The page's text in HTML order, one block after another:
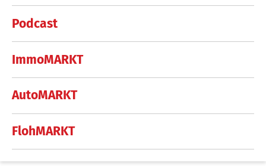
Podcast
ImmoMARKT
AutoMARKT
FlohMARKT